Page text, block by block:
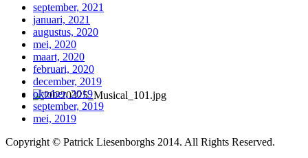
september, 2021
januari, 2021
augustus, 2020
mei, 2020
maart, 2020
februari, 2020
december, 2019
oktober, 2019
september, 2019
mei, 2019
Copyright © Patrick Liesenborghs 2014. All Rights Reserved.